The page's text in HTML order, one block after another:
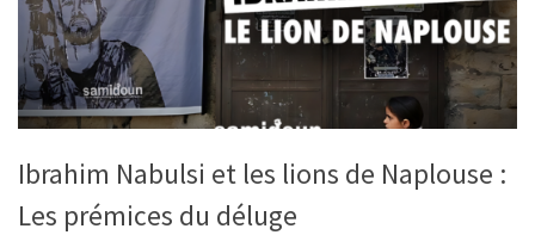
Ibrahim Nabulsi et les lions de Naplouse :
Les prémices du déluge